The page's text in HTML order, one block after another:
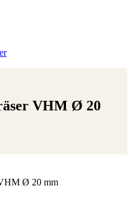
VHM Ø 20